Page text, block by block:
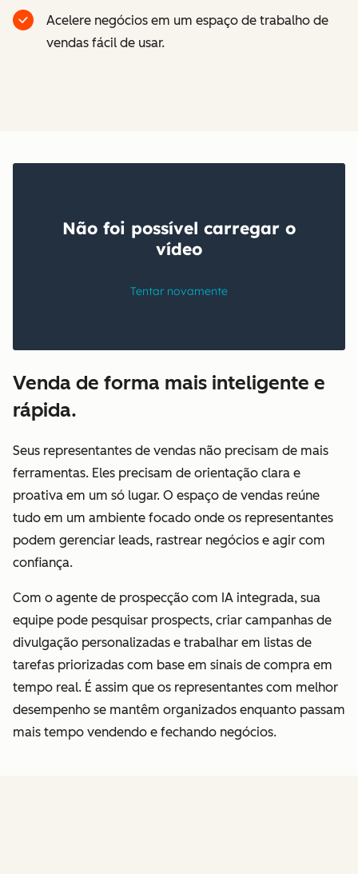
Acelere negócios em um espaço de trabalho de
vendas fácil de usar.
Venda de forma mais inteligente e
rápida.
Seus representantes de vendas não precisam de mais
ferramentas. Eles precisam de orientação clara e
proativa em um só lugar. O espaço de vendas reúne
tudo em um ambiente focado onde os representantes
podem gerenciar leads, rastrear negócios e agir com
confiança.
Com o agente de prospecção com IA integrada, sua
equipe pode pesquisar prospects, criar campanhas de
divulgação personalizadas e trabalhar em listas de
tarefas priorizadas com base em sinais de compra em
tempo real. É assim que os representantes com melhor
desempenho se mantêm organizados enquanto passam
mais tempo vendendo e fechando negócios.